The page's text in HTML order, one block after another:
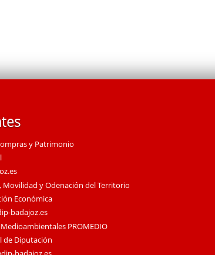
y Patrimonio
y Odenación del Territorio
Económica
badajoz.es
PROMEDIO
de Diputación